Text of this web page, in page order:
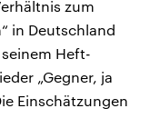
zum
in Deutschland
Heft-
„Gegner, ja
Einschätzungen